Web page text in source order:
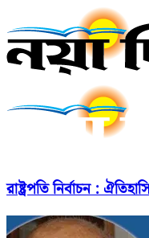
রাষ্ট্রপতি নির্বাচন :